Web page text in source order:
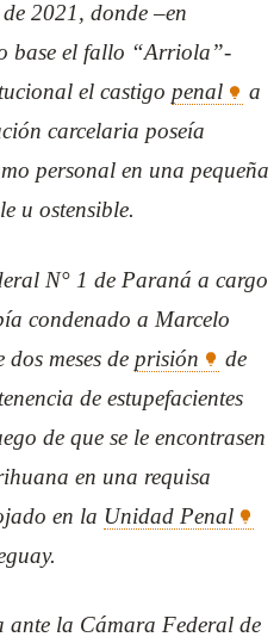
2021, donde –en
base el fallo “Arriola”-
el castigo penal
a
carcelaria poseía
personal en una pequeña
u ostensible.
N° 1 de Paraná a cargo
condenado a Marcelo
meses de prisión
de
de estupefacientes
de que se le encontrasen
en una requisa
en la Unidad Penal
ante la Cámara Federal de